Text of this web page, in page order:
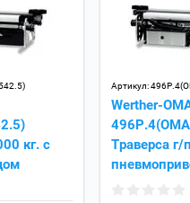
кг. с
Артикул:
Werther-
Траверса г/